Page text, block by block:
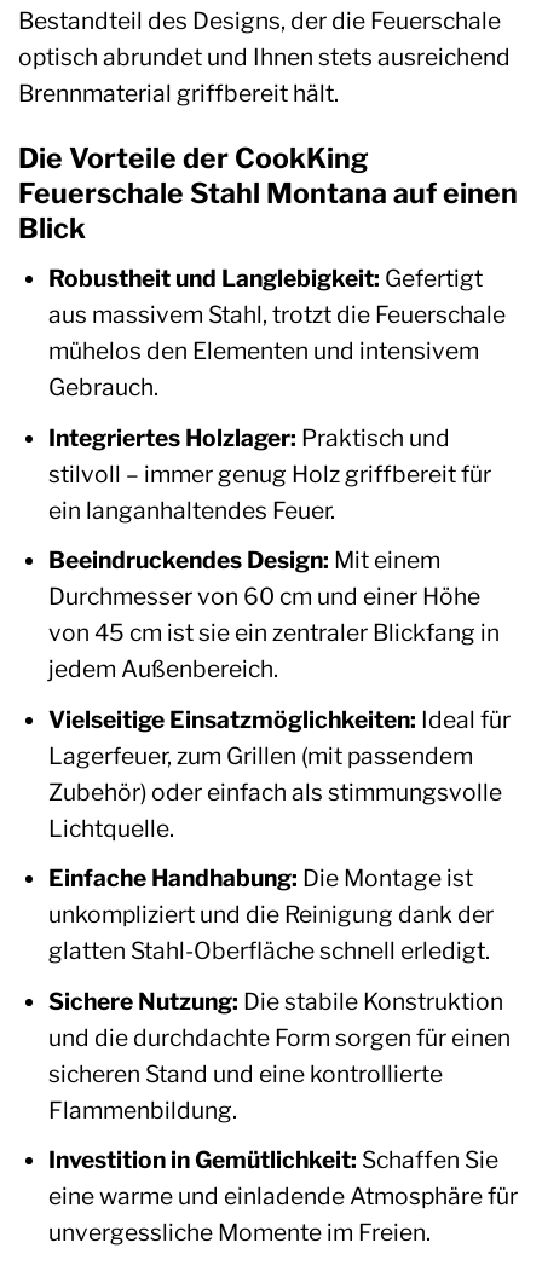
Bestandteil des Designs, der die Feuerschale
optisch abrundet und Ihnen stets ausreichend
Brennmaterial griffbereit hält.
Die Vorteile der CookKing
Feuerschale Stahl Montana auf einen
Blick
Robustheit und Langlebigkeit: Gefertigt
aus massivem Stahl, trotzt die Feuerschale
mühelos den Elementen und intensivem
Gebrauch.
Integriertes Holzlager: Praktisch und
stilvoll – immer genug Holz griffbereit für
ein langanhaltendes Feuer.
Beeindruckendes Design: Mit einem
Durchmesser von 60 cm und einer Höhe
von 45 cm ist sie ein zentraler Blickfang in
jedem Außenbereich.
Vielseitige Einsatzmöglichkeiten: Ideal für
Lagerfeuer, zum Grillen (mit passendem
Zubehör) oder einfach als stimmungsvolle
Lichtquelle.
Einfache Handhabung: Die Montage ist
unkompliziert und die Reinigung dank der
glatten Stahl-Oberfläche schnell erledigt.
Sichere Nutzung: Die stabile Konstruktion
und die durchdachte Form sorgen für einen
sicheren Stand und eine kontrollierte
Flammenbildung.
Investition in Gemütlichkeit: Schaffen Sie
eine warme und einladende Atmosphäre für
unvergessliche Momente im Freien.